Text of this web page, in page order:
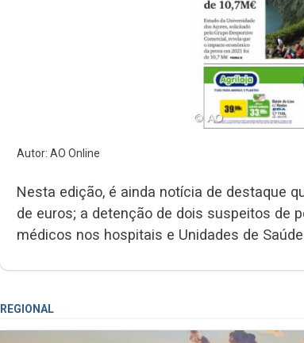
Autor: AO Online
Nesta edição, é ainda notícia de destaque
de euros; a detenção de dois suspeitos de
médicos nos hospitais e Unidades de
REGIONAL